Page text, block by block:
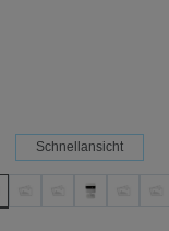
Schnellansicht